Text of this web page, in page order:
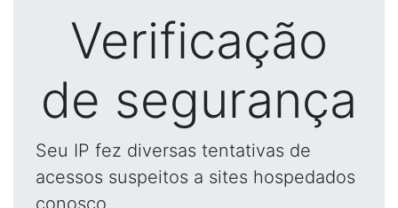
Verificação
de segurança
Seu IP fez diversas tentativas de
acessos suspeitos a sites hospedados
conosco.